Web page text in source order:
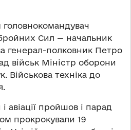
Сил — начальник
генерал-полковник Петро
військ Міністр оборони
Військова техніка до
авіації пройшов і парад
прокрокували 19